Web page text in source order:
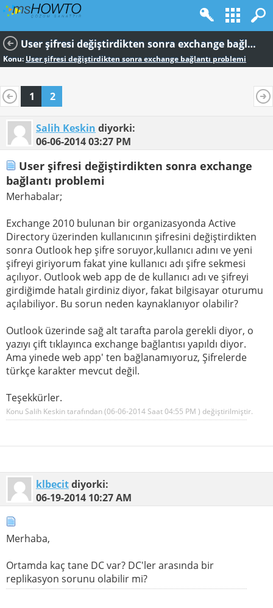
User şifresi değiştirdikten sonra exchange bağlantı problemi
Konu: User şifresi değiştirdikten sonra exchange bağlantı problemi
1 2
Salih Keskin diyorki:
06-06-201403:27 PM
User şifresi değiştirdikten sonra exchange
bağlantı problemi
Merhabalar;
Exchange 2010 bulunan bir organizasyonda Active
Directory üzerinden kullanıcının şifresini değiştirdikten
sonra Outlook hep şifre soruyor,kullanıcı adını ve yeni
şifreyi giriyorum fakat yine kullanıcı adı şifre sekmesi
açılıyor. Outlook web app de de kullanıcı adı ve şifreyi
girdiğimde hatalı girdiniz diyor, fakat bilgisayar oturumu
açılabiliyor. Bu sorun neden kaynaklanıyor olabilir?
Outlook üzerinde sağ alt tarafta parola gerekli diyor, o
yazıyı çift tıklayınca exchange bağlantısı yapıldı diyor.
Ama yinede web app' ten bağlanamıyoruz, Şifrelerde
türkçe karakter mevcut değil.
Teşekkürler.
Konu Salih Keskin tarafından (06-06-2014 Saat04:55 PM ) değiştirilmiştir.
klbecitdiyorki:
06-19-2014 10:27 AM
Merhaba,
Ortamda kaç tane DC var? DC'ler arasında bir
replikasyon sorunu olabilir mi?